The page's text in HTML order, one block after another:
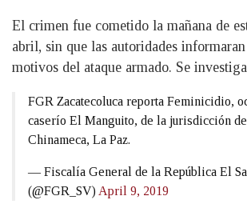
El crimen fue cometido la mañana de
abril, sin que las autoridades
motivos del ataque armado. Se
FGR Zacatecoluca reporta Feminicidio,
caserío El Manguito, de la jurisdicción de
Chinameca, La Paz.
— Fiscalía General de la República El
(@FGR_SV) April 9, 2019